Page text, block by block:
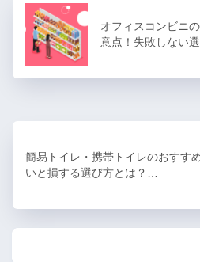
オフィスコンビニ
意点！失敗しない
簡易トイレ・携帯トイレのおすす
いと損する選び方とは？…